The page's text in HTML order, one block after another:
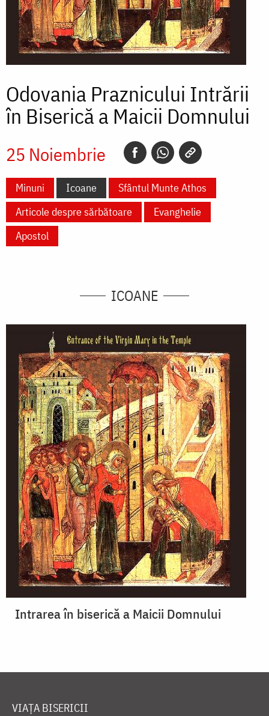
Odovania Praznicului Intrării
în Biserică a Maicii Domnului
25 Noiembrie
Minuni Icoane
Sfântul Munte Athos
Articole despre sărbătoare
Evanghelie
Apostol
ICOANE
Intrarea în biserică a Maicii Domnului
VIAȚA BISERICII